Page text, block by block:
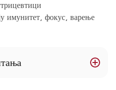
имунитет, фокус, варење